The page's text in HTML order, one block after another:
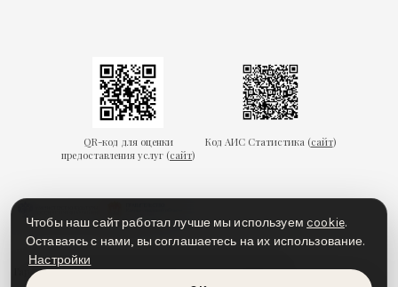
QR-код для оценки
предоставления услуг (сайт)
Код АИС Статистика (сайт)
Гарантии безопасности Пользовательское соглашение
Чтобы наш сайт работал лучше мы используемcookie.
Оставаясь с нами, вы соглашаетесь на их использование.
Настройки